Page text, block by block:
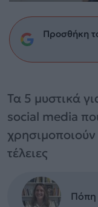
Προσθήκη
Τα 5 μυστικά
social media
χρησιμοποιούν
τέλειες
Πόπη